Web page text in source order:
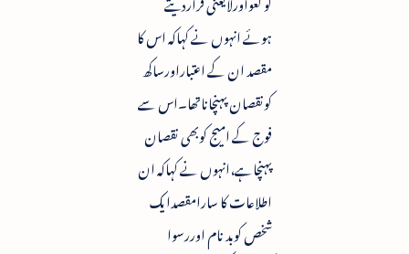
ہوئے انہوں نے کہاکہ اس کا
مقصد ان کے اعتباراورساکھ
کونقصان پہنچاناتھا۔اس سے
فوج کے امیج کوبھی نقصان
پہنچاہے،انہوں نے کہاکہ ان
اطلاعات کا سارامقصدایک
شخص کوبد نام اوررسوا